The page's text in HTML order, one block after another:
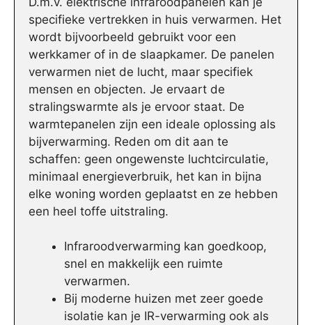
specifieke vertrekken in huis verwarmen. Het
wordt bijvoorbeeld gebruikt voor een
werkkamer of in de slaapkamer. De panelen
verwarmen niet de lucht, maar specifiek
mensen en objecten. Je ervaart de
stralingswarmte als je ervoor staat. De
warmtepanelen zijn een ideale oplossing als
bijverwarming. Reden om dit aan te
schaffen: geen ongewenste luchtcirculatie,
minimaal energieverbruik, het kan in bijna
elke woning worden geplaatst en ze hebben
een heel toffe uitstraling.
Infraroodverwarming kan goedkoop,
snel en makkelijk een ruimte
verwarmen.
Bij moderne huizen met zeer goede
isolatie kan je IR-verwarming ook als